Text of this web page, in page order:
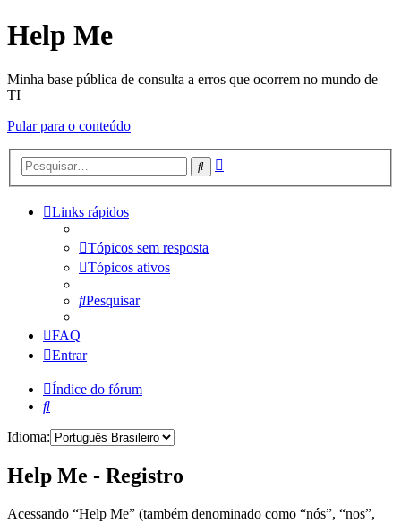
Help Me
Minha base pública de consulta a erros que ocorrem no mundo de
TI
Pular para o conteúdo
Pesquisar
Links rápidos
Tópicos sem resposta
Tópicos ativos
Pesquisar
FAQ
Entrar
Índice do fórum
Pesquisar
Idioma:
Help Me - Registro
Acessando “Help Me” (também denominado como “nós”, “nos”,